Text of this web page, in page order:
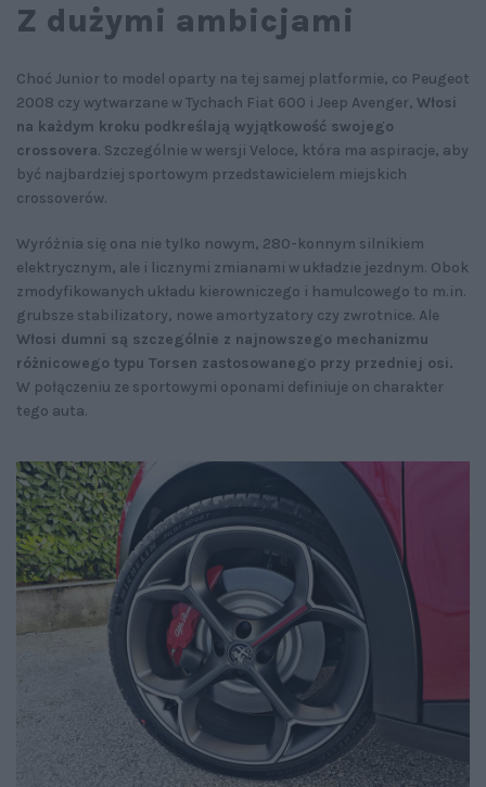
Z dużymi ambicjami
Choć Junior to model oparty na tej samej platformie, co Peugeot
2008 czy wytwarzane w Tychach Fiat 600 i Jeep Avenger, Włosi
na każdym kroku podkreślają wyjątkowość swojego
crossovera. Szczególnie w wersji Veloce, która ma aspiracje, aby
być najbardziej sportowym przedstawicielem miejskich
crossoverów.
Wyróżnia się ona nie tylko nowym, 280-konnym silnikiem
elektrycznym, ale i licznymi zmianami w układzie jezdnym. Obok
zmodyfikowanych układu kierowniczego i hamulcowego to m.in.
grubsze stabilizatory, nowe amortyzatory czy zwrotnice. Ale
Włosi dumni są szczególnie z najnowszego mechanizmu
różnicowego typu Torsen zastosowanego przy przedniej osi.
W połączeniu ze sportowymi oponami definiuje on charakter
tego auta.